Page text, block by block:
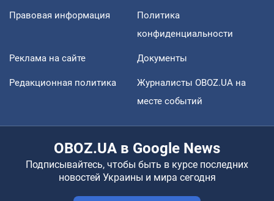
Правовая информация
Политика
конфиденциальности
Реклама на сайте Документы
Редакционная политика
Журналисты OBOZ.UA на
месте событий
OBOZ.UA в Google News
Подписывайтесь, чтобы быть в курсе последних
новостей Украины и мира сегодня